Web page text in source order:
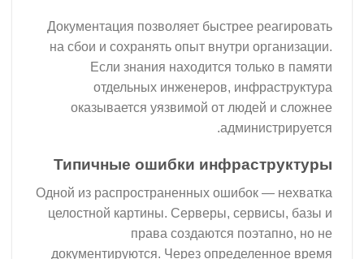
Документация позволяет быстрее реагировать
на сбои и сохранять опыт внутри организации.
Если знания находится только в памяти
отдельных инженеров, инфраструктура
оказывается уязвимой от людей и сложнее
администрируется.
Типичные ошибки инфраструктуры
Одной из распространенных ошибок — нехватка
целостной картины. Серверы, сервисы, базы и
права создаются поэтапно, но не
документируются. Через определенное время